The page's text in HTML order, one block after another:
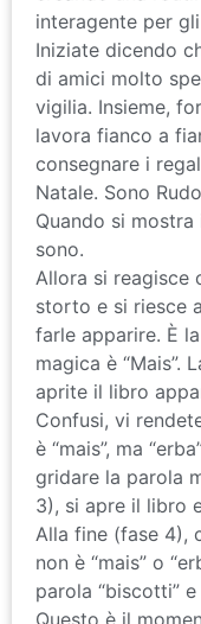
interagente per
Iniziate dicendo
di amici molto
vigilia. Insieme,
lavora fianco a
consegnare i
Natale. Sono
Quando si
Allora si reagisce
storto e si riesce
farle apparire. È
magica è “Mais”.
aprite il libro
Confusi, vi
è “mais”, ma
gridare la parola
3), si apre il libro
Alla fine (fase 4),
non è “mais” o
parola “biscotti”
Questo è il